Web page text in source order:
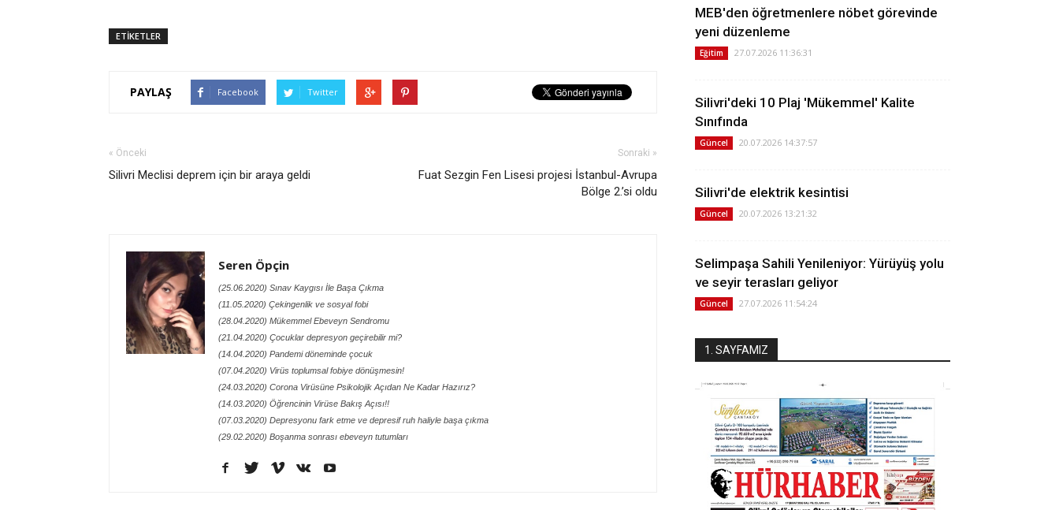
ETİKETLER
PAYLAŞ Facebook Twitter
« Önceki
Silivri Meclisi deprem için bir araya geldi
Sonraki »
Fuat Sezgin Fen Lisesi projesi İstanbul-Avrupa
Bölge 2.’si oldu
Seren Öpçin
(25.06.2020) Sınav Kaygısı İle Başa Çıkma
(11.05.2020) Çekingenlik ve sosyal fobi
(28.04.2020) Mükemmel Ebeveyn Sendromu
(21.04.2020) Çocuklar depresyon geçirebilir mi?
(14.04.2020) Pandemi döneminde çocuk
(07.04.2020) Virüs toplumsal fobiye dönüşmesin!
(24.03.2020) Corona Virüsüne Psikolojik Açıdan Ne Kadar Hazırız?
(14.03.2020) Öğrencinin Virüse Bakış Açısı!!
(07.03.2020) Depresyonu fark etme ve depresif ruh haliyle başa çıkma
(29.02.2020) Boşanma sonrası ebeveyn tutumları
MEB'den öğretmenlere nöbet görevinde
yeni düzenleme
Eğitim 27.07.2026 11:36:31
Silivri'deki 10 Plaj 'Mükemmel' Kalite
Sınıfında
Güncel 20.07.2026 14:37:57
Silivri'de elektrik kesintisi
Güncel 20.07.2026 13:21:32
Selimpaşa Sahili Yenileniyor: Yürüyüş yolu
ve seyir terasları geliyor
Güncel 27.07.2026 11:54:24
1. SAYFAMIZ